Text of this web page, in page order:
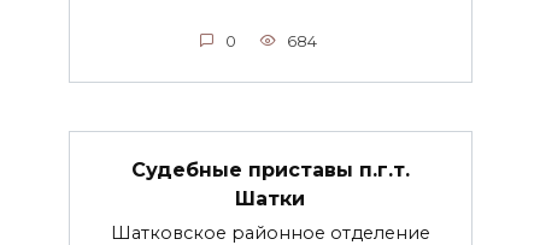
0 684
Судебные приставы п.г.т.
Шатки
Шатковское районное отделение